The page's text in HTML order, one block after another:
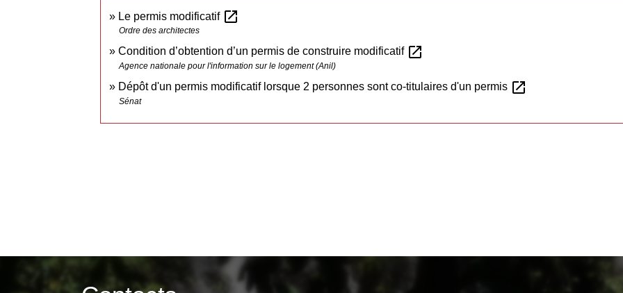
Le permis modificatif open_in_new
Ordre des architectes
Condition d’obtention d’un permis de construire modificatif open_in_new
Agence nationale pour l'information sur le logement (Anil)
Dépôt d'un permis modificatif lorsque 2 personnes sont co-titulaires d'un permis open_in_new
Sénat